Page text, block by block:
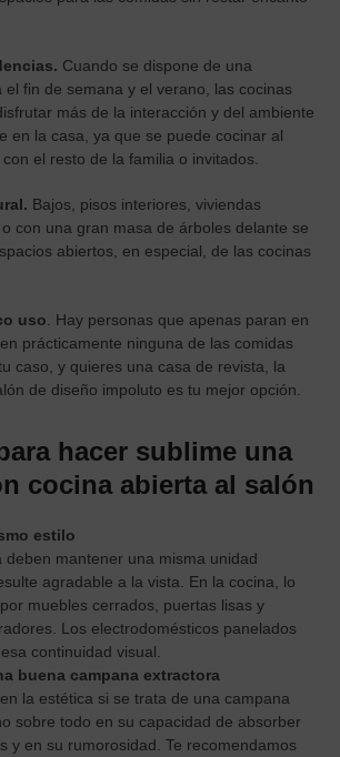
Cuando se dispone de una
el fin de semana y el verano, las cocinas
más de la interacción y del ambiente
en la casa, ya que se puede cocinar al
el resto de la familia o invitados.
Bajos, pisos interiores, viviendas
con una gran masa de árboles delante se
abiertos, en especial, de las cocinas
uso . Hay personas que apenas paran en
prácticamente ninguna de las comidas
caso, y quieres una casa de revista, la
de diseño impoluto es tu mejor opción.
hacer sublime una
cocina abierta al salón
estilo
deben mantener una misma unidad
agradable a la vista. En la cocina, lo
muebles cerrados, puertas lisas y
Los electrodomésticos panelados
continuidad visual.
buena campana extractora
la estética si se trata de una campana
sobre todo en su capacidad de absorber
y en su rumorosidad. Te recomendamos